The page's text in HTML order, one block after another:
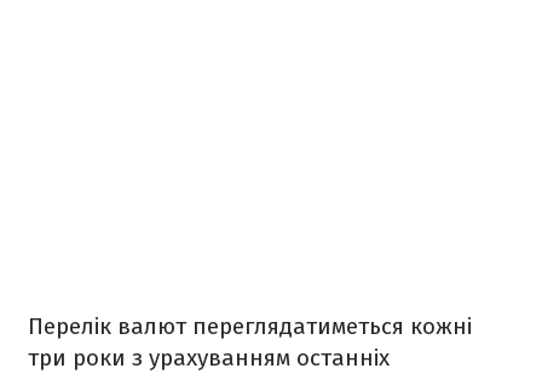
Перелік валют переглядатиметься кожні
три роки з урахуванням останніх